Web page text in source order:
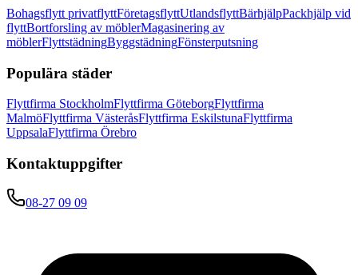
Bohagsflytt privatflyttFöretagsflyttUtlandsflyttBärhjälpPackhjälp vid
flyttBortforsling av möblerMagasinering av
möblerFlyttstädningByggstädningFönsterputsning
Populära städer
Flyttfirma StockholmFlyttfirma GöteborgFlyttfirma
MalmöFlyttfirma VästeråsFlyttfirma EskilstunaFlyttfirma
UppsalaFlyttfirma Örebro
Kontaktuppgifter
08-27 09 09